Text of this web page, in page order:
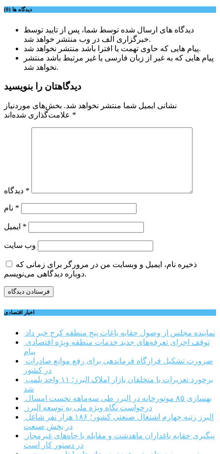
دیدگاه ها (0)
دیدگاه های ارسال شده توسط شما، پس از تایید توسط
خبرگزاری الف در وب منتشر خواهد شد.
پیام هایی که حاوی تهمت یا افترا باشد منتشر نخواهد شد.
پیام هایی که به غیر از زبان فارسی یا غیر مرتبط باشد منتشر
نخواهد شد.
دیدگاهتان را بنویسید
نشانی ایمیل شما منتشر نخواهد شد. بخش‌های موردنیاز
*
*
*
*
وب‌ سایت
ذخیره نام، ایمیل و وبسایت من در مرورگر برای زمانی که
دوباره دیدگاهی می‌نویسم.
اخبار اقتصادی
نماینده مجلس از وصول حقابه باغات پنج منطقه کرج خبر داد
پیام
در کشور
شد
بهسازی ۸۵ موتورخانه در البرز طی سه‌ماهه نخست امسال
درخواست نگاه ویژه ملی به توسعه البرز
در بخش صنعت
در دستور کار است